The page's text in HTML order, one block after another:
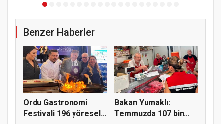
Benzer Haberler
Ordu Gastronomi
Festivali 196 yöresel
Bakan Yumaklı:
Temmuzda 107 bin